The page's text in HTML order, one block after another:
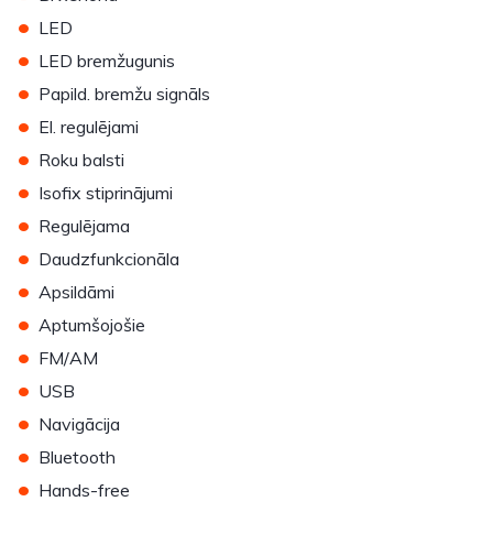
• LED
• LED bremžugunis
• Papild. bremžu signāls
• El. regulējami
• Roku balsti
• Isofix stiprinājumi
• Regulējama
• Daudzfunkcionāla
• Apsildāmi
• Aptumšojošie
• FM/AM
• USB
• Navigācija
• Bluetooth
• Hands-free